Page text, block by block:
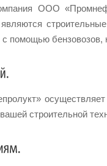
ООО
помощью
строительной